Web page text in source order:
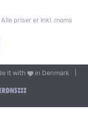
Alle priser er inkl. moms
it with in Denmark